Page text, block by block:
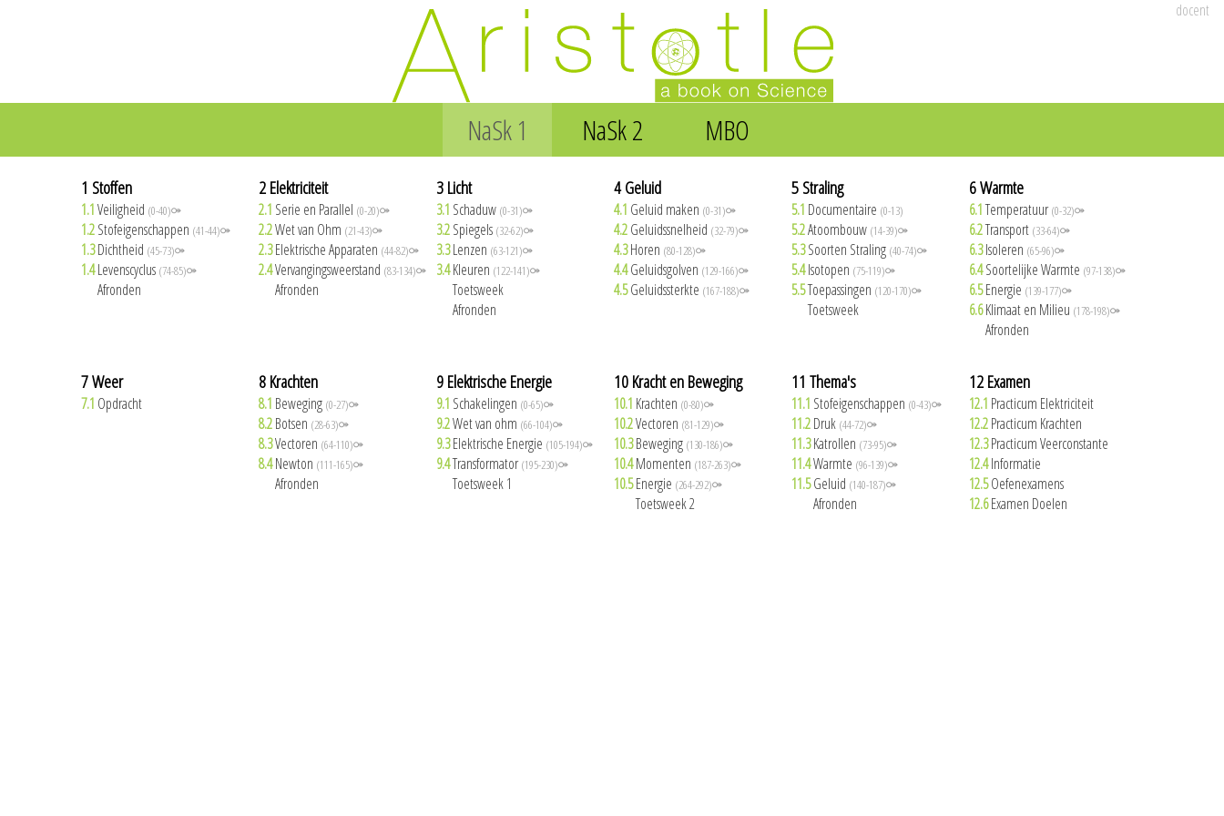
docent
NaSk 1 NaSk 2 MBO
1 Stoffen
1.1Veiligheid (0-40)⚩
1.2Stofeigenschappen (41-44)⚩
1.3Dichtheid (45-73)⚩
1.4Levenscyclus (74-85)⚩
Afronden
2 Elektriciteit
2.1 Serie en Parallel (0-20)⚩
2.2Wet van Ohm (21-43)⚩
2.3Elektrische Apparaten (44-82)⚩
2.4Vervangingsweerstand (83-134)⚩
Afronden
3 Licht
3.1 Schaduw (0-31)⚩
3.2Spiegels (32-62)⚩
3.3Lenzen (63-121)⚩
3.4Kleuren (122-141)⚩
3.5Toetsweek
Afronden
4 Geluid
4.1 Geluid maken (0-31)⚩
4.2Geluidssnelheid (32-79)⚩
4.3Horen (80-128)⚩
4.4Geluidsgolven (129-166)⚩
4.5Geluidssterkte (167-188)⚩
5 Straling
5.1 Documentaire (0-13)
5.2Atoombouw (14-39)⚩
5.3Soorten Straling (40-74)⚩
5.4Isotopen (75-119)⚩
5.5Toepassingen (120-170)⚩
5.6Toetsweek
6 Warmte
6.1Temperatuur(0-32)⚩
6.2Transport (33-64)⚩
6.3Isoleren (65-96)⚩
6.4Soortelijke Warmte (97-138)⚩
6.5Energie (139-177)⚩
6.6Klimaat en Milieu (178-198)⚩
Afronden
7 Weer
7.1 Opdracht
8 Krachten
8.1 Beweging (0-27)⚩
8.2Botsen (28-63)⚩
8.3Vectoren (64-110)⚩
8.4Newton (111-165)⚩
Afronden
9 Elektrische Energie
9.1 Schakelingen (0-65)⚩
9.2Wet van ohm (66-104)⚩
9.3Elektrische Energie (105-194)⚩
9.4Transformator(195-230)⚩
9.5Toetsweek 1
10 Kracht en Beweging
10.1 Krachten (0-80)⚩
10.2Vectoren (81-129)⚩
10.3Beweging (130-186)⚩
10.4Momenten (187-263)⚩
10.5Energie (264-292)⚩
10.6Toetsweek 2
11 Thema's
11.1 Stofeigenschappen (0-43)⚩
11.2Druk (44-72)⚩
11.3Katrollen (73-95)⚩
11.4Warmte (96-139)⚩
11.5Geluid (140-187)⚩
Afronden
12 Examen
12.1 Practicum Elektriciteit
12.2Practicum Krachten
12.3Practicum Veerconstante
12.4Informatie
12.5Oefenexamens
12.6Examen Doelen